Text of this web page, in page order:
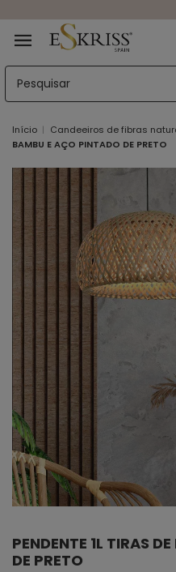
Início Candeeiros de fibras
BAMBU E AÇO PINTADO DE PRETO
PENDENTE 1L TIRAS
DE PRETO